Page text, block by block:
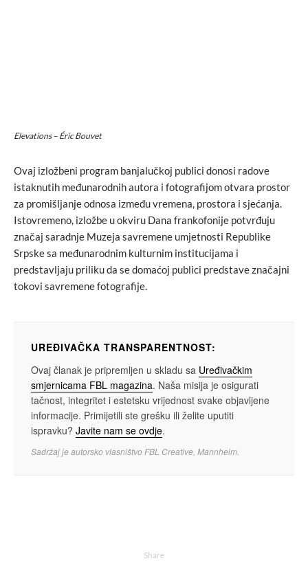
Elevations – Éric Bouvet
Ovaj izložbeni program banjalučkoj publici donosi radove
istaknutih međunarodnih autora i fotografijom otvara prostor
za promišljanje odnosa između vremena, prostora i sjećanja.
Istovremeno, izložbe u okviru Dana frankofonije potvrđuju
značaj saradnje Muzeja savremene umjetnosti Republike
Srpske sa međunarodnim kulturnim institucijama i
predstavljaju priliku da se domaćoj publici predstave značajni
tokovi savremene fotografije.
UREĐIVAČKA TRANSPARENTNOST:
Ovaj članak je pripremljen u skladu sa Uređivačkim
smjernicama FBL magazina. Naša misija je osigurati
tačnost, integritet i estetsku vrijednost svake objavljene
informacije. Primijetili ste grešku ili želite uputiti
ispravku? Javite nam se ovdje.
Sadržaj je autorsko vlasništvo FBL Creative, Mannheim.
Share